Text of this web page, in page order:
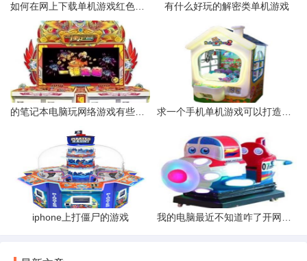
有什么好玩的解密类单机游戏
iphone上打僵尸的游戏